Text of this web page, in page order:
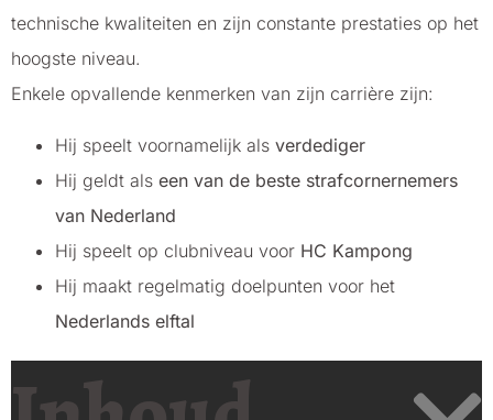
technische kwaliteiten en zijn constante prestaties op het
hoogste niveau.
Enkele opvallende kenmerken van zijn carrière zijn:
Hij speelt voornamelijk als verdediger
Hij geldt als een van de beste strafcornernemers
van Nederland
Hij speelt op clubniveau voor HC Kampong
Hij maakt regelmatig doelpunten voor het
Nederlands elftal